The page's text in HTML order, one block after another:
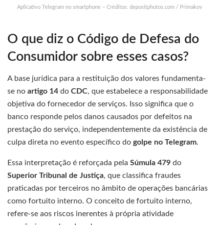
Aplicativo Telegram no smartphone – Créditos: depositphotos.com / Primakov
O que diz o Código de Defesa do
Consumidor sobre esses casos?
A base jurídica para a restituição dos valores fundamenta-
se no artigo 14 do CDC, que estabelece a responsabilidade
objetiva do fornecedor de serviços. Isso significa que o
banco responde pelos danos causados por defeitos na
prestação do serviço, independentemente da existência de
culpa direta no evento específico do golpe no Telegram.
Essa interpretação é reforçada pela Súmula 479 do
Superior Tribunal de Justiça, que classifica fraudes
praticadas por terceiros no âmbito de operações bancárias
como fortuito interno. O conceito de fortuito interno,
refere-se aos riscos inerentes à própria atividade